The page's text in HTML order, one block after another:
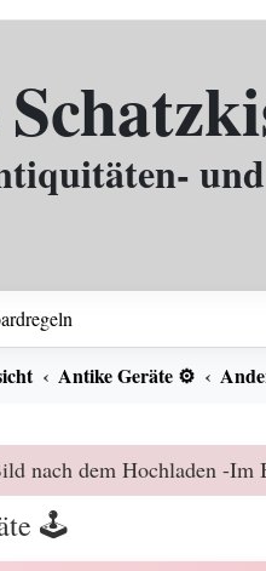
Antike Geräte ⚙️
nach dem Hochladen -Im
🕹️